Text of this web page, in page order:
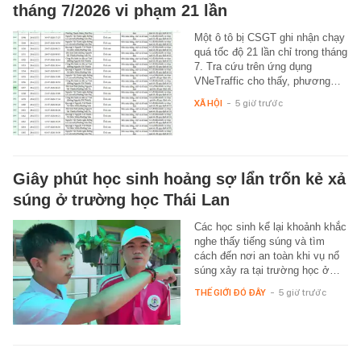
tháng 7/2026 vi phạm 21 lần
Một ô tô bị CSGT ghi nhận chạy
quá tốc độ 21 lần chỉ trong tháng
7. Tra cứu trên ứng dụng
VNeTraffic cho thấy, phương…
XÃ HỘI - 5 giờ trước
Giây phút học sinh hoảng sợ lẩn trốn kẻ xả
súng ở trường học Thái Lan
Các học sinh kể lại khoảnh khắc
nghe thấy tiếng súng và tìm
cách đến nơi an toàn khi vụ nổ
súng xảy ra tại trường học ở…
THẾ GIỚI ĐÓ ĐÂY - 5 giờ trước